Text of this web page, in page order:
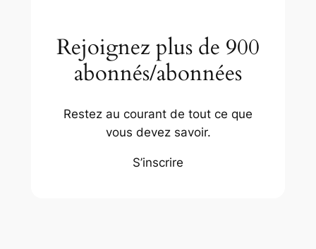
Rejoignez plus de 900
abonnés/abonnées
Restez au courant de tout ce que
vous devez savoir.
S’inscrire